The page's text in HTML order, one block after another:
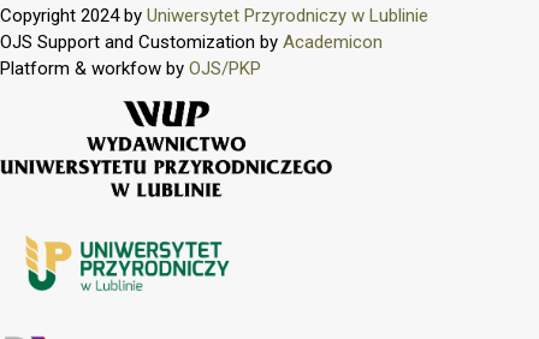
Copyright 2024 by Uniwersytet Przyrodniczy w Lublinie
OJS Support and Customization by Academicon
Platform & workfow by OJS/PKP